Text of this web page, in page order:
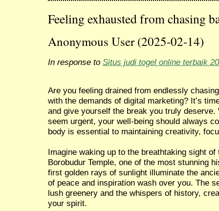
Feeling exhausted from chasing
Anonymous User (2025-02-14)
In response to Situs judi togel online terbaik
Are you feeling drained from endlessly
with the demands of digital marketing? It’s
and give yourself the break you truly
seem urgent, your well-being should always
body is essential to maintaining creativity,
Imagine waking up to the breathtaking sight
Borobudur Temple, one of the most stunning
first golden rays of sunlight illuminate the
of peace and inspiration wash over you. The
lush greenery and the whispers of history,
your spirit.